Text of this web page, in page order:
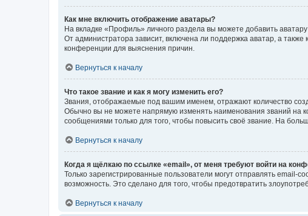
Как мне включить отображение аватары?
На вкладке «Профиль» личного раздела вы можете добавить
От администратора зависит, включена ли поддержка аватар, а
конференции для выяснения причин.
Вернуться к началу
Что такое звание и как я могу изменить его?
Звания, отображаемые под вашим именем, отражают количество
Обычно вы не можете напрямую изменять наименования званий на
сообщениями только для того, чтобы повысить своё звание. На
Вернуться к началу
Когда я щёлкаю по ссылке «email», от меня требуют войти на
Только зарегистрированные пользователи могут отправлять
возможность. Это сделано для того, чтобы предотвратить
Вернуться к началу